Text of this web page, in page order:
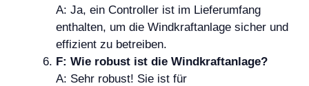
A: Ja, ein Controller ist im Lieferumfang
enthalten, um die Windkraftanlage sicher und
effizient zu betreiben.
F: Wie robust ist die Windkraftanlage?
A: Sehr robust! Sie ist für